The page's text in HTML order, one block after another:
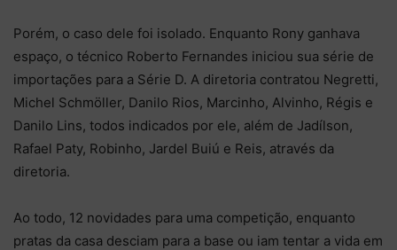
Porém, o caso dele foi isolado. Enquanto Rony ganhava
espaço, o técnico Roberto Fernandes iniciou sua série de
importações para a Série D. A diretoria contratou Negretti,
Michel Schmöller, Danilo Rios, Marcinho, Alvinho, Régis e
Danilo Lins, todos indicados por ele, além de Jadílson,
Rafael Paty, Robinho, Jardel Buiú e Reis, através da
diretoria.
Ao todo, 12 novidades para uma competição, enquanto
pratas da casa desciam para a base ou iam tentar a vida em